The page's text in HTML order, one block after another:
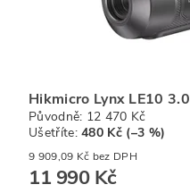
Hikmicro Lynx LE10 3.0
Původně: 12 470 Kč
Ušetříte:480 Kč (–3 %)
9 909,09 Kč bez DPH
11 990 Kč